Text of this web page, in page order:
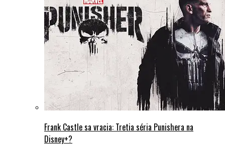
Frank Castle sa vracia: Tretia séria Punishera na
Disney+?